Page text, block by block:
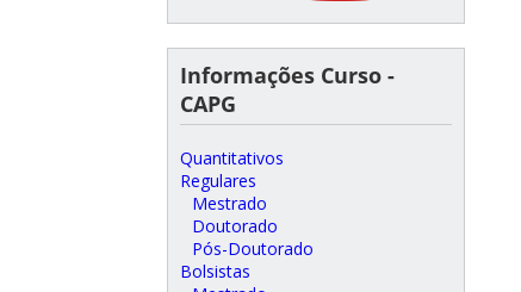
Informações Curso -
CAPG
Quantitativos
Regulares
Mestrado
Doutorado
Pós-Doutorado
Bolsistas